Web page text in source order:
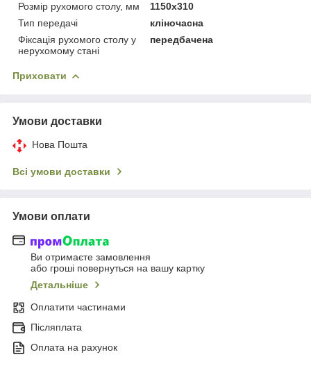
Розмір рухомого столу, мм
1150x310
Тип передачі
кліночасна
Фіксація рухомого столу у
нерухомому стані
передбачена
Приховати
Умови доставки
Нова Пошта
Всі умови доставки
Умови оплати
Ви отримаєте замовлення
або гроші повернуться на вашу картку
Детальніше
Оплатити частинами
Післяплата
Оплата на рахунок